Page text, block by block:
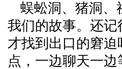
蜈蚣洞、猪洞
我们的故事。还
才找到出口的窘
点，一边聊天一